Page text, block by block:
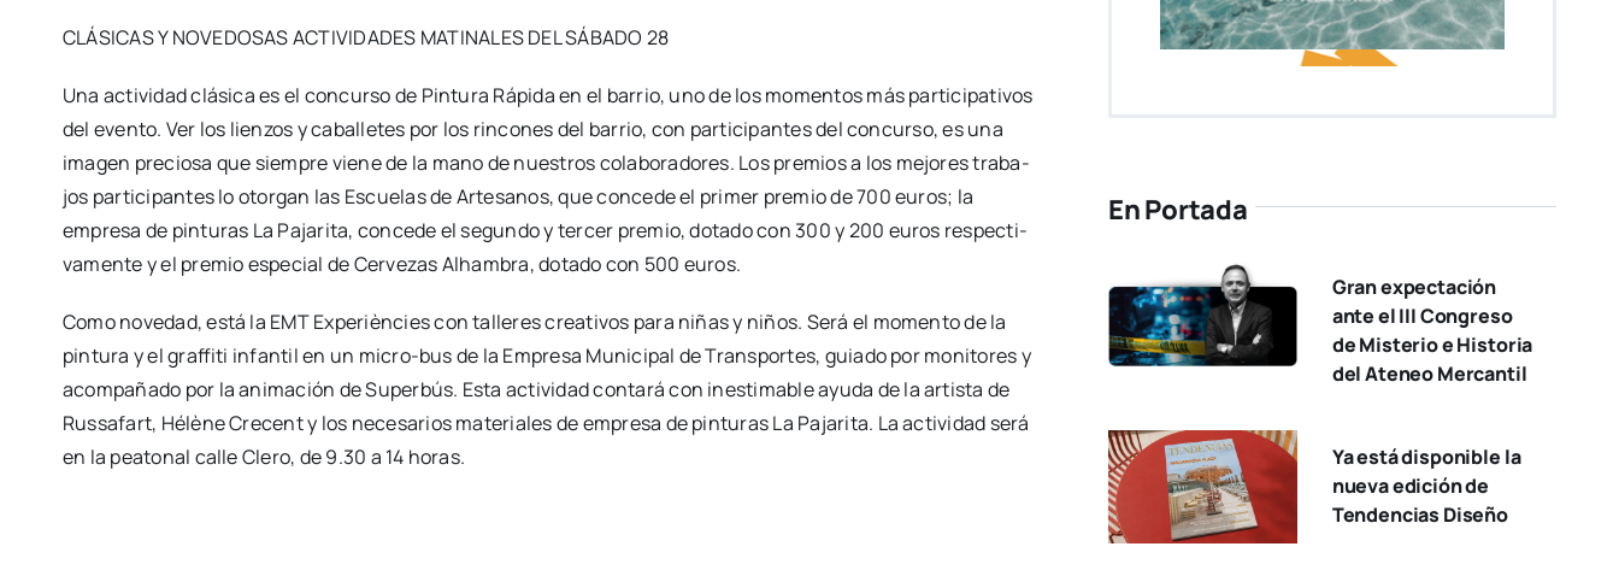
CLÁSICAS Y NOVEDOSAS ACTIVIDADES MATINALES DEL SÁBADO 28
Una acti­vi­dad clá­si­ca es el con­cur­so de Pin­tu­ra Rápi­da en el barrio, uno de los momen­tos más par­ti­ci­pa­ti­vos
del even­to. Ver los lien­zos y caba­lle­tes por los rin­co­nes del barrio, con par­ti­ci­pan­tes del con­cur­so, es una
ima­gen pre­cio­sa que siem­pre vie­ne de la mano de nues­tros cola­bo­ra­do­res. Los pre­mios a los mejo­res tra­ba­
jos par­ti­ci­pan­tes lo otor­gan las Escue­las de Arte­sa­nos, que con­ce­de el pri­mer pre­mio de 700 euros; la
empre­sa de pin­tu­ras La Paja­ri­ta, con­ce­de el segun­do y ter­cer pre­mio, dota­do con 300 y 200 euros res­pec­ti­
va­men­te y el pre­mio espe­cial de Cer­ve­zas Alham­bra, dota­do con 500 euros.
Como nove­dad, está la EMT Expe­rièn­cies con talle­res crea­ti­vos para niñas y niños. Será el momen­to de la
pin­tu­ra y el graf­fi­ti infan­til en un micro-bus de la Empre­sa Muni­ci­pal de Trans­por­tes, guia­do por moni­to­res y
acom­pa­ña­do por la ani­ma­ción de Super­bús. Esta acti­vi­dad con­ta­rá con ines­ti­ma­ble ayu­da de la artis­ta de
Rus­sa­fart, Hélè­ne Cre­cent y los nece­sa­rios mate­ria­les de empre­sa de pin­tu­ras La Paja­ri­ta. La acti­vi­dad será
en la pea­to­nal calle Cle­ro, de 9.30 a 14 horas.
En Portada
Gran expectación
ante el III Congreso
de Misterio e Historia
del Ateneo Mercantil
Ya está disponible la
nueva edición de
Tendencias Diseño